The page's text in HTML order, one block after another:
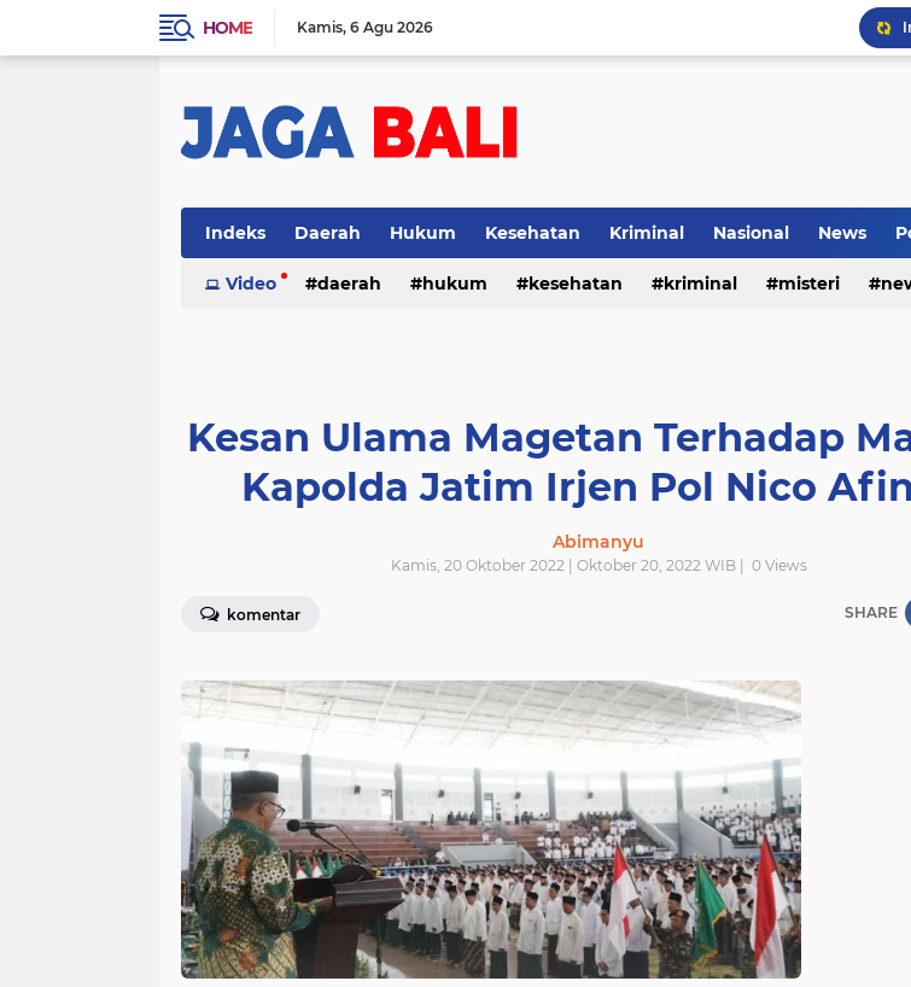
HOME Kamis 6 Agu 2026
Indeks Daerah Hukum Kesehatan Kriminal Nasional News
Video daerah hukum kesehatan kriminal misteri
Kesan Ulama Magetan Terhadap
Kapolda Jatim Irjen Pol Nico
Abimanyu
Kamis, 20 Oktober 2022 | Oktober 20, 2022 WIB | 0Views
komentar SHARE